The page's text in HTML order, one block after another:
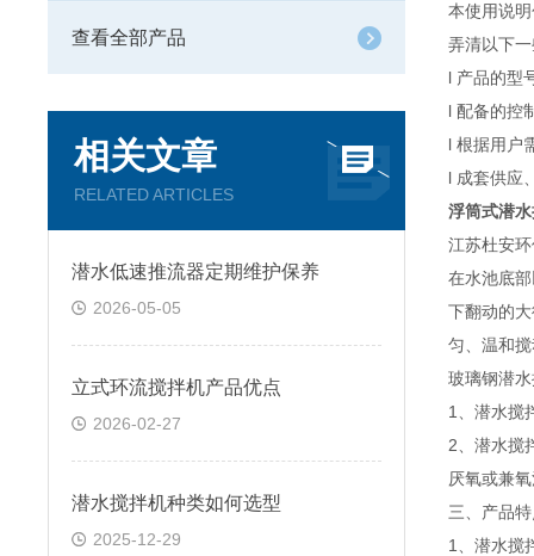
查看全部产品
相关文章
RELATED ARTICLES
潜水低速推流器定期维护保养
2026-05-05
立式环流搅拌机产品优点
2026-02-27
潜水搅拌机种类如何选型
2025-12-29
本使用说
弄清以下
l 产品的型
l 配备的控
l 根据用户
l 成套供应
浮筒式潜
江苏杜安
在水池底
下翻动的
匀、温和
玻璃钢潜
1、潜水搅
2、潜水搅
厌氧或兼
三、产品
1、潜水搅